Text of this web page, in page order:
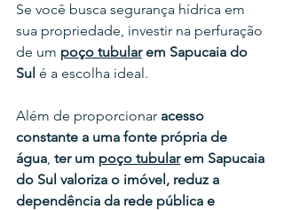
Se você busca segurança hídrica em
sua propriedade, investir na perfuração
de um poço tubular em Sapucaia do
Sul é a escolha ideal.
Além de proporcionar acesso
constante a uma fonte própria de
água, ter um poço tubular em Sapucaia
do Sul valoriza o imóvel, reduz a
dependência da rede pública e